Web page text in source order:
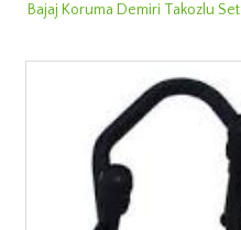
Bajaj Koruma Demiri Takozlu Set